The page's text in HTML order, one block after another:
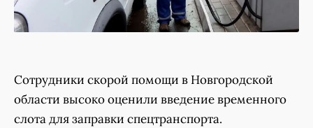
Сотрудники скорой помощи в Новгородской
области высоко оценили введение временного
слота для заправки спецтранспорта.